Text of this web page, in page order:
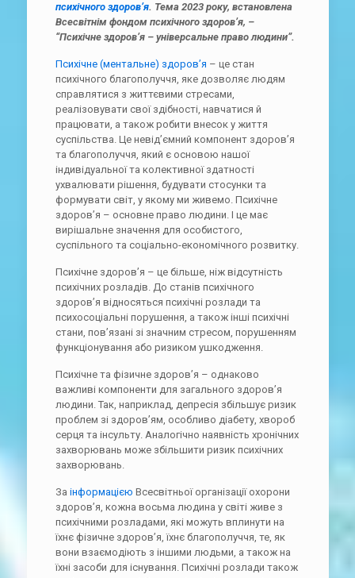
психічного здоров’я. Тема 2023 року, встановлена
Всесвітнім фондом психічного здоров’я, –
“Психічне здоров’я – універсальне право людини”.
Психічне (ментальне) здоров’я – це стан
психічного благополуччя, яке дозволяє людям
справлятися з життєвими стресами,
реалізовувати свої здібності, навчатися й
працювати, а також робити внесок у життя
суспільства. Це невід’ємний компонент здоров’я
та благополуччя, який є основою нашої
індивідуальної та колективної здатності
ухвалювати рішення, будувати стосунки та
формувати світ, у якому ми живемо. Психічне
здоров’я – основне право людини. І це має
вирішальне значення для особистого,
суспільного та соціально-економічного розвитку.
Психічне здоров’я – це більше, ніж відсутність
психічних розладів. До станів психічного
здоров’я відносяться психічні розлади та
психосоціальні порушення, а також інші психічні
стани, пов’язані зі значним стресом, порушенням
функціонування або ризиком ушкодження.
Психічне та фізичне здоров’я – однаково
важливі компоненти для загального здоров’я
людини. Так, наприклад, депресія збільшує ризик
проблем зі здоров’ям, особливо діабету, хвороб
серця та інсульту. Аналогічно наявність хронічних
захворювань може збільшити ризик психічних
захворювань.
За інформацією Всесвітньої організації охорони
здоров’я, кожна восьма людина у світі живе з
психічними розладами, які можуть вплинути на
їхнє фізичне здоров’я, їхнє благополуччя, те, як
вони взаємодіють з іншими людьми, а також на
їхні засоби для існування. Психічні розлади також